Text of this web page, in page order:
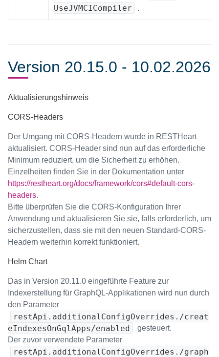
UseJVMCICompiler
.
Version 20.15.0 - 10.02.2026
Aktualisierungshinweis
CORS-Headers
Der Umgang mit CORS-Headern wurde in RESTHeart
aktualisiert. CORS-Header sind nun auf das erforderliche
Minimum reduziert, um die Sicherheit zu erhöhen.
Einzelheiten finden Sie in der Dokumentation unter
https://restheart.org/docs/framework/cors#default-cors-
headers.
Bitte überprüfen Sie die CORS-Konfiguration Ihrer
Anwendung und aktualisieren Sie sie, falls erforderlich, um
sicherzustellen, dass sie mit den neuen Standard-CORS-
Headern weiterhin korrekt funktioniert.
Helm Chart
Das in Version 20.11.0 eingeführte Feature zur
Indexerstellung für GraphQL-Applikationen wird nun durch
den Parameter
restApi.additionalConfigOverrides./creat
eIndexesOnGqlApps/enabled
gesteuert.
Der zuvor verwendete Parameter
restApi.additionalConfigOverrides./graph